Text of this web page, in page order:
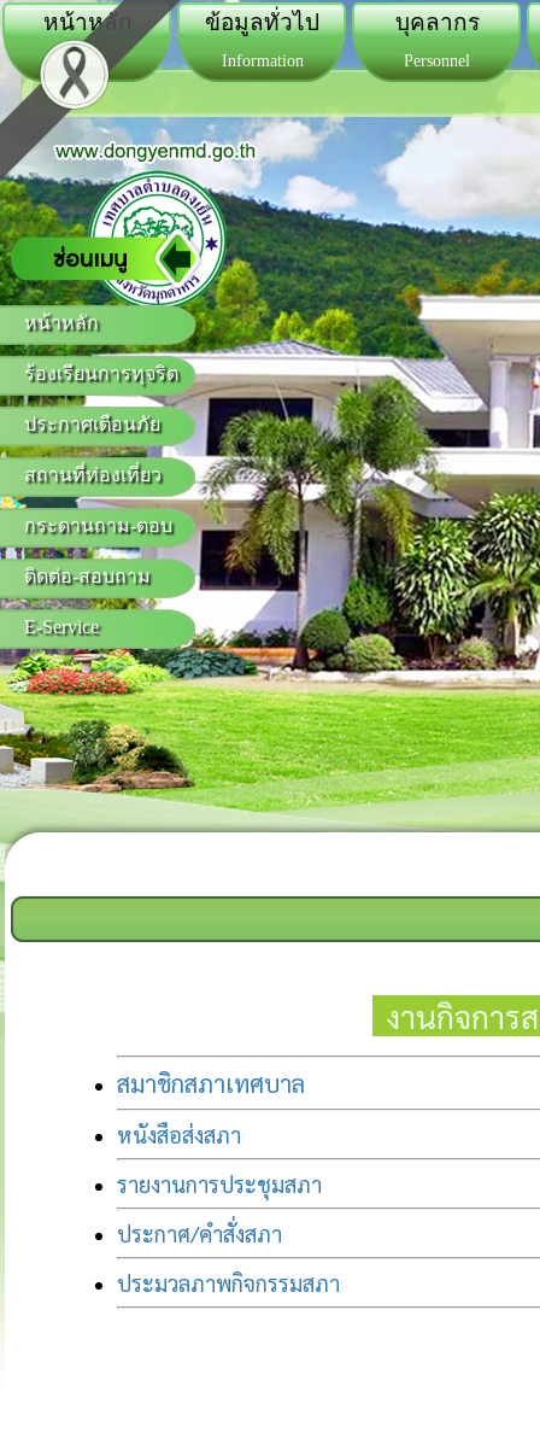
หน้าหลัก
ร้องเรียนการทุจริต
ประกาศเตือนภัย
สถานที่ท่องเที่ยว
กระดานถาม-ตอบ
ติดต่อ-สอบถาม
E-Service
หน้าหลัก
Home
ข้อมูลทั่วไป
Information
บุคลากร
Personnel
งานกิจการ
สมาชิกสภาเทศบาล
หนังสือส่งสภา
รายงานการประชุมสภา
ประกาศ/คำสั่งสภา
ประมวลภาพกิจกรรมสภา